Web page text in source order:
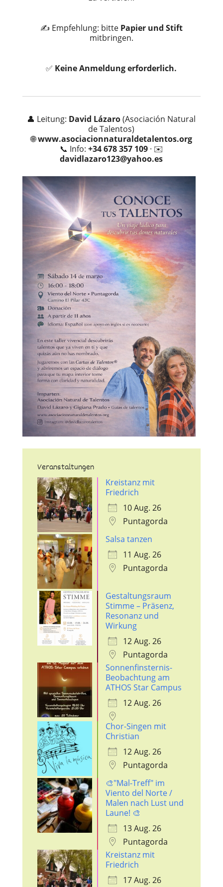
✍️ Empfehlung: bitte Papier und Stift
mitbringen.
✅ Keine Anmeldung erforderlich.
👤 Leitung: David Lázaro(Asociación Natural
de Talentos)
🌐www.asociacionnaturaldetalentos.org
📞 Info: +34 678 357 109· ✉️
davidlazaro123@yahoo.es
Veranstaltungen
Kreistanz mit
Friedrich
10 Aug. 26
Puntagorda
Salsa tanzen
11 Aug. 26
Puntagorda
Gestaltungsraum
Stimme – Präsenz,
Resonanz und
Wirkung
12 Aug. 26
Puntagorda
Sonnenfinsternis-
Beobachtung am
ATHOS Star Campus
12 Aug. 26
Chor-Singen mit
Christian
12 Aug. 26
Puntagorda
🎨"Mal-Treff" im
Viento del Norte /
Malen nach Lust und
Laune! 🎨
13 Aug. 26
Puntagorda
Kreistanz mit
Friedrich
17 Aug. 26